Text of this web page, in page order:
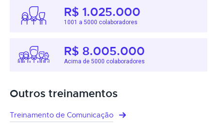
R$ 1.025.000
1001 a 5000 colaboradores
R$ 8.005.000
Acima de 5000 colaboradores
Outros treinamentos
Treinamento de Comunicação